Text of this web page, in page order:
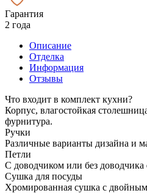
Гарантия
2 года
Описание
Отделка
Информация
Отзывы
Что входит в комплект кухни?
Корпус, влагостойкая
фурнитура.
Ручки
Различные варианты дизайна и
Петли
С доводчиком или без
Сушка для посуды
Хромированная сушка с